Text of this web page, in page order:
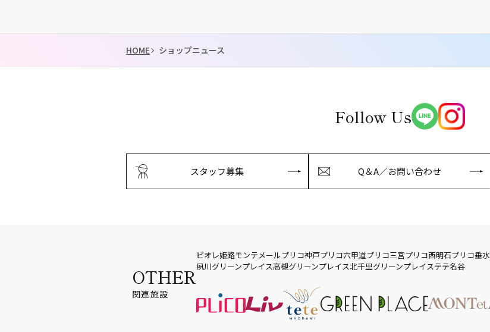
HOME ショップニュース
Follow Us
スタッフ募集 Q＆A／お問い合わせ
OTHER
関連施設
ピオレ姫路モンテメールプリコ神戸プリコ六甲道プリコ三宮プリコ西明石プリコ垂水
夙川グリーンプレイス高槻グリーンプレイス北千里グリーンプレイステテ名谷